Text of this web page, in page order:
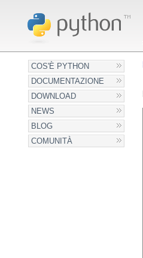
COS'È PYTHON
DOCUMENTAZIONE
DOWNLOAD
NEWS
BLOG
COMUNITÀ